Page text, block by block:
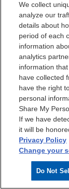
We collect
analyze our
details about
period of each
information
analytics
information
have collected
have the right
personal
Share My
If we have
it will be
Privacy Policy
Change your
Do Not